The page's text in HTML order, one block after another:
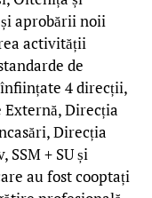
aprobării noii
activității
de
4 direcții,
Direcția
Direcția
+ SU și
au fost cooptați